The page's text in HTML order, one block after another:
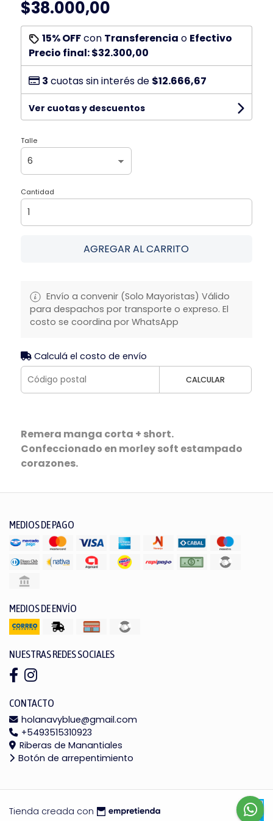
$38.000,00
15% OFFcon Transferencia o Efectivo
Precio final:$32.300,00
3 cuotas sin interés de $12.666,67
Ver cuotas y descuentos
Talle
Cantidad
AGREGAR AL CARRITO
Envío a convenir (Solo Mayoristas) Válido
para despachos por transporte o expreso. El
costo se coordina por WhatsApp
Calculá el costo de envío
CALCULAR
Remera manga corta + short.
Confeccionado en morley soft estampado
corazones.
MEDIOS DE PAGO
MEDIOS DE ENVÍO
NUESTRAS REDES SOCIALES
CONTACTO
holanavyblue@gmail.com
+5493515310923
Riberas de Manantiales
Botón de arrepentimiento
Tienda creada con